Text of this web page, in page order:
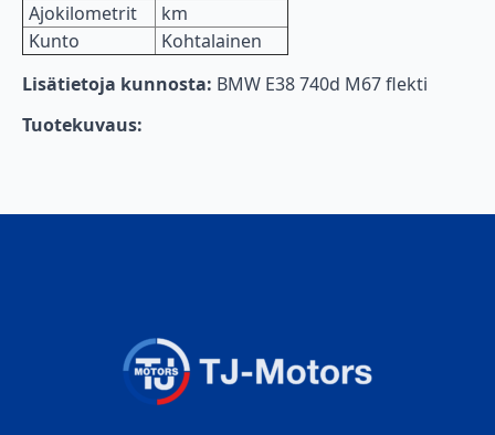
Ajokilometrit
km
Kunto
Kohtalainen
Lisätietoja kunnosta: BMW E38 740d M67 flekti
Tuotekuvaus: